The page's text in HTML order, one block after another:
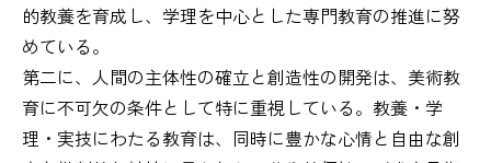
的教養を育成し、学理を中心とした専門教育の推進に努
めている。
第二に、人間の主体性の確立と創造性の開発は、美術教
育に不可欠の条件として特に重視している。教養・学
理・実技にわたる教育は、同時に豊かな心情と自由な創